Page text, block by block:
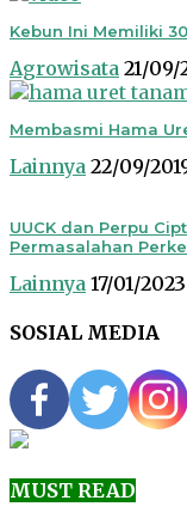
Kebun Ini Memiliki
Agrowisata 21/09/
Membasmi Hama
Lainnya 22/09/
UUCK dan Perpu
Permasalahan
Lainnya 17/01/2023
SOSIAL MEDIA
MUST READ